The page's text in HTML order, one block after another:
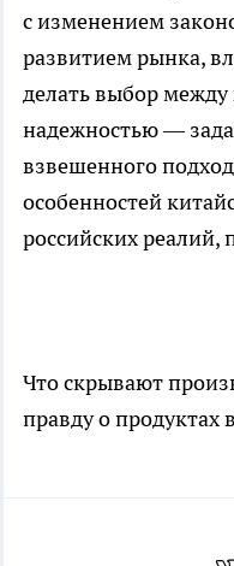
с изменением
развитием рынка,
делать выбор
надежностью —
взвешенного
особенностей
российских реалий,
Что скрывают
правду о продуктах